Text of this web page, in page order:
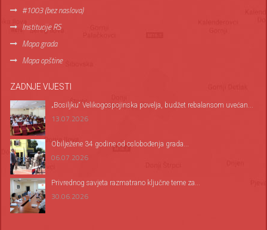
#1003 (bez naslova)
Institucije RS
Mapa grada
Mapa opštine
ZADNJE VIJESTI
„Bosiljku“ Velikogospojinska povelja, budžet rebalansom uvećan...
13.07.2026
Оbilježene 34 godine od oslobođenja grada...
06.07.2026
Privrednog savjeta razmatrano ključne teme za...
30.06.2026